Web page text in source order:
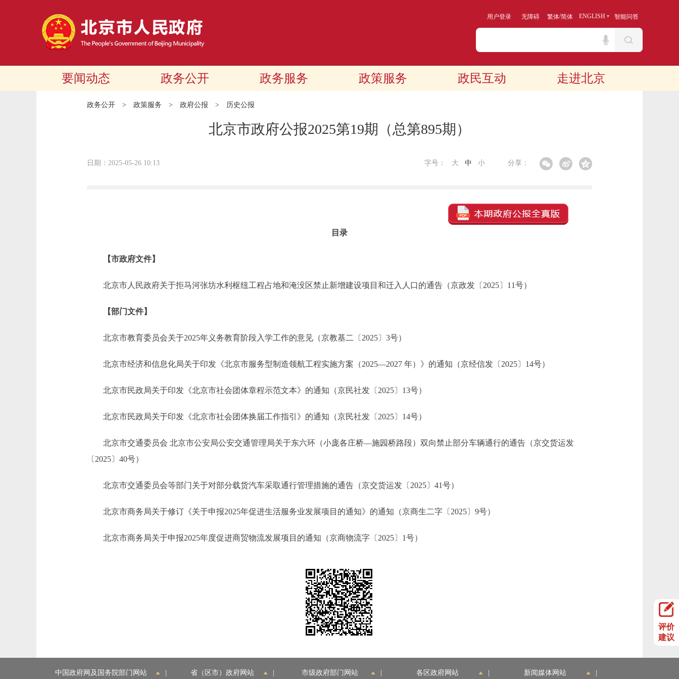
用户登录 无障碍 繁体/简体 ENGLISH 智能问答
要闻动态 政务公开 政务服务 政策服务 政民互动 走进北京
政务公开 > 政策服务 > 政府公报 > 历史公报
北京市政府公报2025第19期（总第895期）
日期：2025-05-26 10:13 分享：
字号： 大 中 小
目录
【市政府文件】
北京市人民政府关于拒马河张坊水利枢纽工程占地和淹没区禁止新增建设项目和迁入人口的通告（京政发〔2025〕11号）
【部门文件】
北京市教育委员会关于2025年义务教育阶段入学工作的意见（京教基二〔2025〕3号）
北京市经济和信息化局关于印发《北京市服务型制造领航工程实施方案（2025—2027 年）》的通知（京经信发〔2025〕14号）
北京市民政局关于印发《北京市社会团体章程示范文本》的通知（京民社发〔2025〕13号）
北京市民政局关于印发《北京市社会团体换届工作指引》的通知（京民社发〔2025〕14号）
北京市交通委员会 北京市公安局公安交通管理局关于东六环（小庞各庄桥—施园桥路段）双向禁止部分车辆通行的通告（京交货运发
〔2025〕40号）
北京市交通委员会等部门关于对部分载货汽车采取通行管理措施的通告（京交货运发〔2025〕41号）
北京市商务局关于修订《关于申报2025年促进生活服务业发展项目的通知》的通知（京商生二字〔2025〕9号）
北京市商务局关于申报2025年度促进商贸物流发展项目的通知（京商物流字〔2025〕1号）
评价
建议
中国政府网及国务院部门网站 省（区市）政府网站 市级政府部门网站 各区政府网站 新闻媒体网站